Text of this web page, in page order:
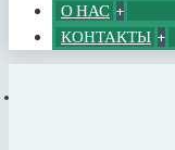
О НАС +
КОНТАКТЫ +